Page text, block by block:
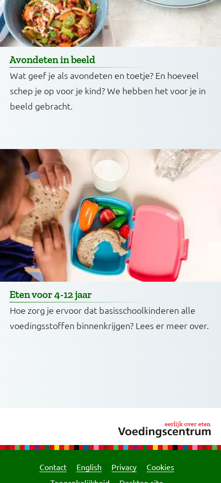
Avondeten in beeld
Wat geef je als avondeten en toetje? En hoeveel
schep je op voor je kind? We hebben het voor je in
beeld gebracht.
Eten voor 4-12 jaar
Hoe zorg je ervoor dat basisschoolkinderen alle
voedingsstoffen binnenkrijgen? Lees er meer over.
Contact English Privacy
Cookies